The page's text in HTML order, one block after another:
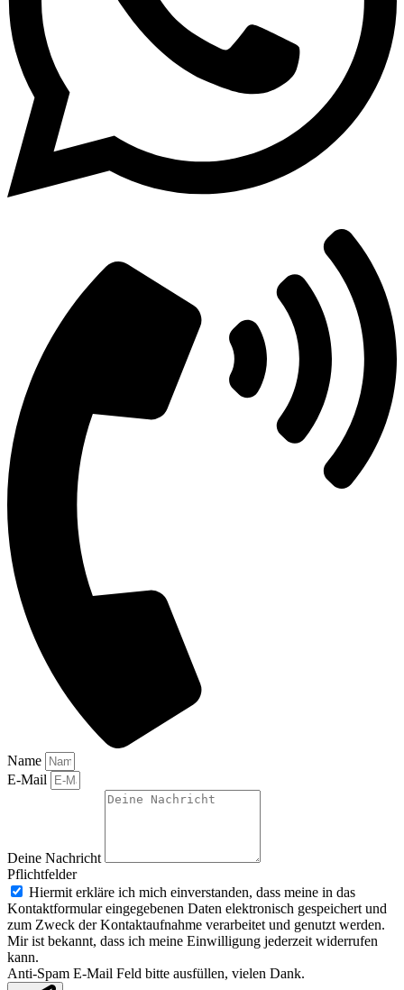
Name
E-Mail
Deine Nachricht
Pflichtfelder
Hiermit erkläre ich mich einverstanden, dass meine in das
Kontaktformular eingegebenen Daten elektronisch gespeichert und
zum Zweck der Kontaktaufnahme verarbeitet und genutzt werden.
Mir ist bekannt, dass ich meine Einwilligung jederzeit widerrufen
kann.
Anti-Spam E-Mail Feld bitte ausfüllen, vielen Dank.